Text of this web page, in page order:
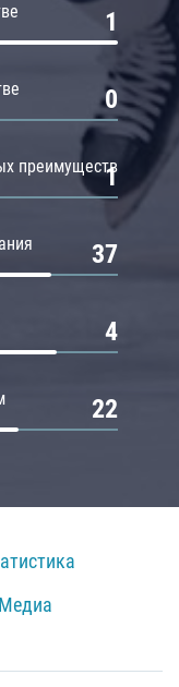
1
0
преимуществ
1
37
4
22
Медиа